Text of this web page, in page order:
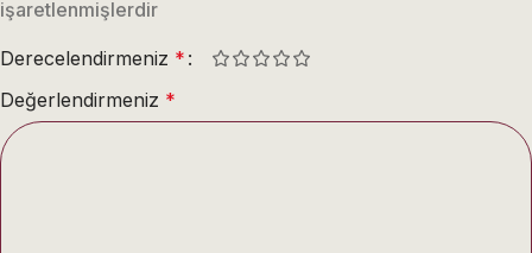
işaretlenmişlerdir
Derecelendirmeniz *
Değerlendirmeniz *